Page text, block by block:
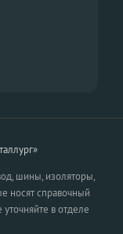
шины, изоляторы,
носят справочный
в отделе